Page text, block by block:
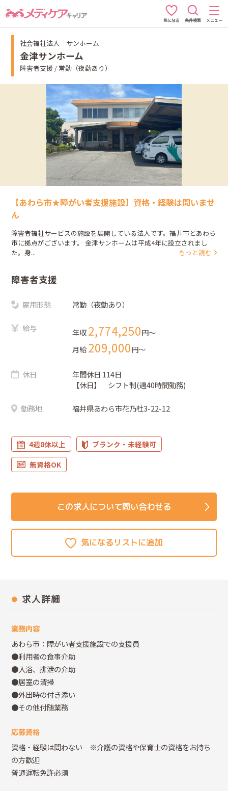
気になる 条件検索 メニュー
社会福祉法人 サンホーム
金津サンホーム
障害者支援 / 常勤（夜勤あり）
【あわら市★障がい者支援施設】資格・経験は問いませ
ん
障害者福祉サービスの施設を展開している法人です。福井市とあわら
市に拠点がございます。 金津サンホームは平成4年に設立されまし
た。身...
もっと読む
障害者支援
雇用形態 常勤（夜勤あり）
給与 年収2,774,250円〜
月給209,000円〜
休日
年間休日 114日
【休日】 シフト制(週40時間勤務)
勤務地 福井県あわら市花乃杜3-22-12
4週8休以上
ブランク・未経験可
無資格OK
この求人について問い合わせる
求人詳細
業務内容
あわら市：障がい者支援施設での支援員
●利用者の食事介助
●入浴、排泄の介助
●居室の清掃
●外出時の付き添い
●その他付随業務
応募資格
資格・経験は問わない ※介護の資格や保育士の資格をお持ち
の方歓迎
普通運転免許必須